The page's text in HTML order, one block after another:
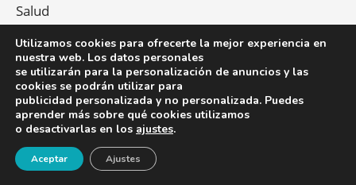
Salud
Newsletter
Reciba en su e-mail de forma gratuita toda la
actualidad indispensable para los profesionales que
¡Newsletter!
Utilizamos cookies para ofrecerte la mejor experiencia en
nuestra web. Los datos personales
se utilizarán para la personalización de anuncios y las
cookies se podrán utilizar para
publicidad personalizada y no personalizada. Puedes
aprender más sobre qué cookies utilizamos
o desactivarlas en los ajustes.
Aceptar Ajustes